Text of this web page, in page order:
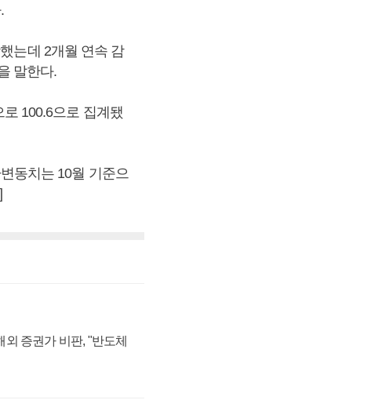
는데 2개월 연속 감
말한다.
100.6으로 집계됐
동치는 10월 기준으
증권가 비판, "반도체